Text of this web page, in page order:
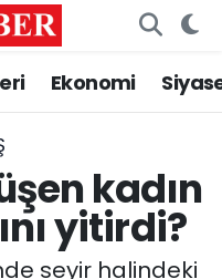
Ekonomi
kadın
yitirdi?
seyir halindeki
Eczaneler
Vakitleri
Haritası